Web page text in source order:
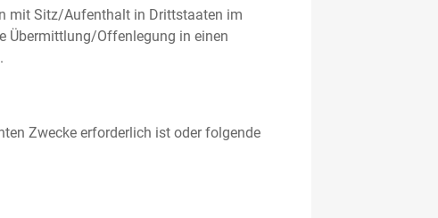
mit Sitz/Aufenthalt in Drittstaaten im
Übermittlung/Offenlegung in einen
Zwecke erforderlich ist oder folgende